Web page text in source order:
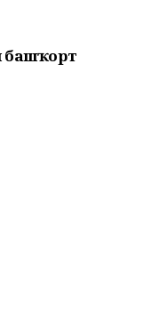
башҡорт